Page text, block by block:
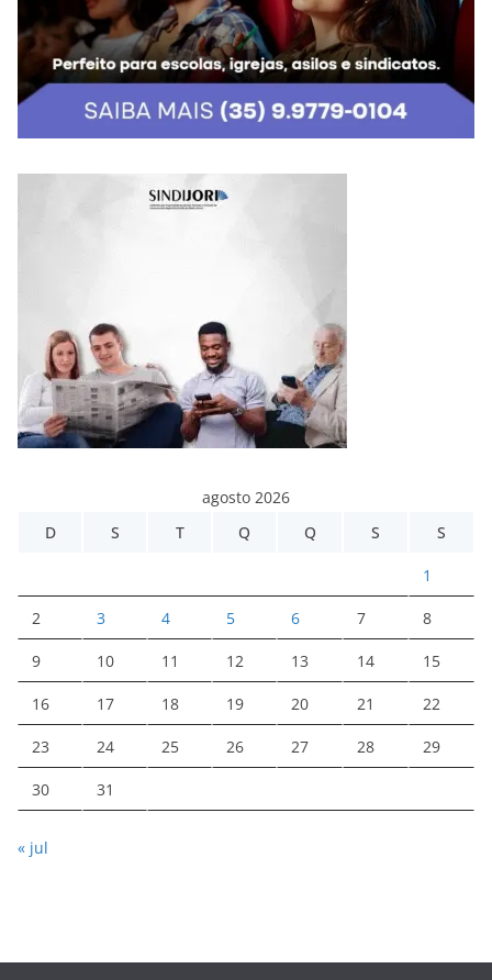
agosto 2026
D
S T Q Q S S
1
2 3 4 5 6 7 8
9 10 11 12 13 14 15
16 17 18 19 20 21 22
23 24 25 26 27 28 29
30 31
« jul